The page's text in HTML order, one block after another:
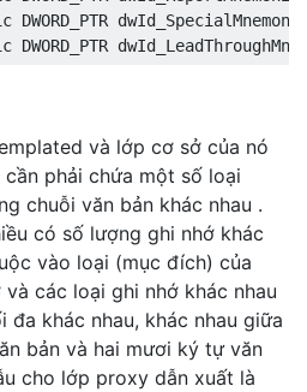
DWORD_PTR
DWORD_PTR
và lớp cơ sở của nó
cần phải chứa một số loại
chuỗi văn bản khác nhau .
có số lượng ghi nhớ khác
vào loại (mục đích) của
và các loại ghi nhớ khác nhau
đa khác nhau, khác nhau giữa
bản và hai mươi ký tự văn
cho lớp proxy dẫn xuất là